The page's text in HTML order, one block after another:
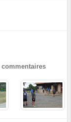
commentaires